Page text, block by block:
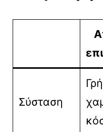
Σύσταση